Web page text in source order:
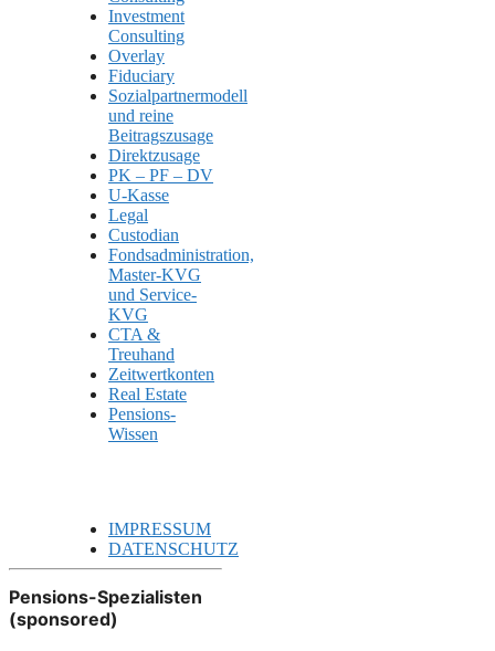
Investment
Consulting
Overlay
Fiduciary
Sozialpartnermodell
und reine
Beitragszusage
Direktzusage
PK – PF – DV
U-Kasse
Legal
Custodian
Fondsadministration,
Master-KVG
und Service-
KVG
CTA &
Treuhand
Zeitwertkonten
Real Estate
Pensions-
Wissen
IMPRESSUM
DATENSCHUTZ
Pensions-Spezialisten
(sponsored)